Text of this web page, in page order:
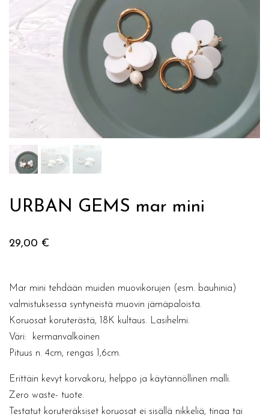
URBAN GEMS mar mini
29,00 €
Mar mini tehdään muiden muovikorujen (esm. bauhinia)
valmistuksessa syntyneistä muovin jämäpaloista.
Koruosat koruterästä, 18K kultaus. Lasihelmi.
Väri: kermanvalkoinen
Pituus n. 4cm, rengas 1,6cm.
Erittäin kevyt korvakoru, helppo ja käytännöllinen malli.
Zero waste- tuote.
Testatut koruteräksiset koruosat ei sisällä nikkeliä, tinaa tai